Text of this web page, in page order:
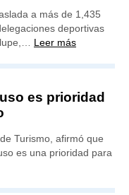
a más de 1,435
deportivas
Leer más
es prioridad
Turismo, afirmó que
es una prioridad para